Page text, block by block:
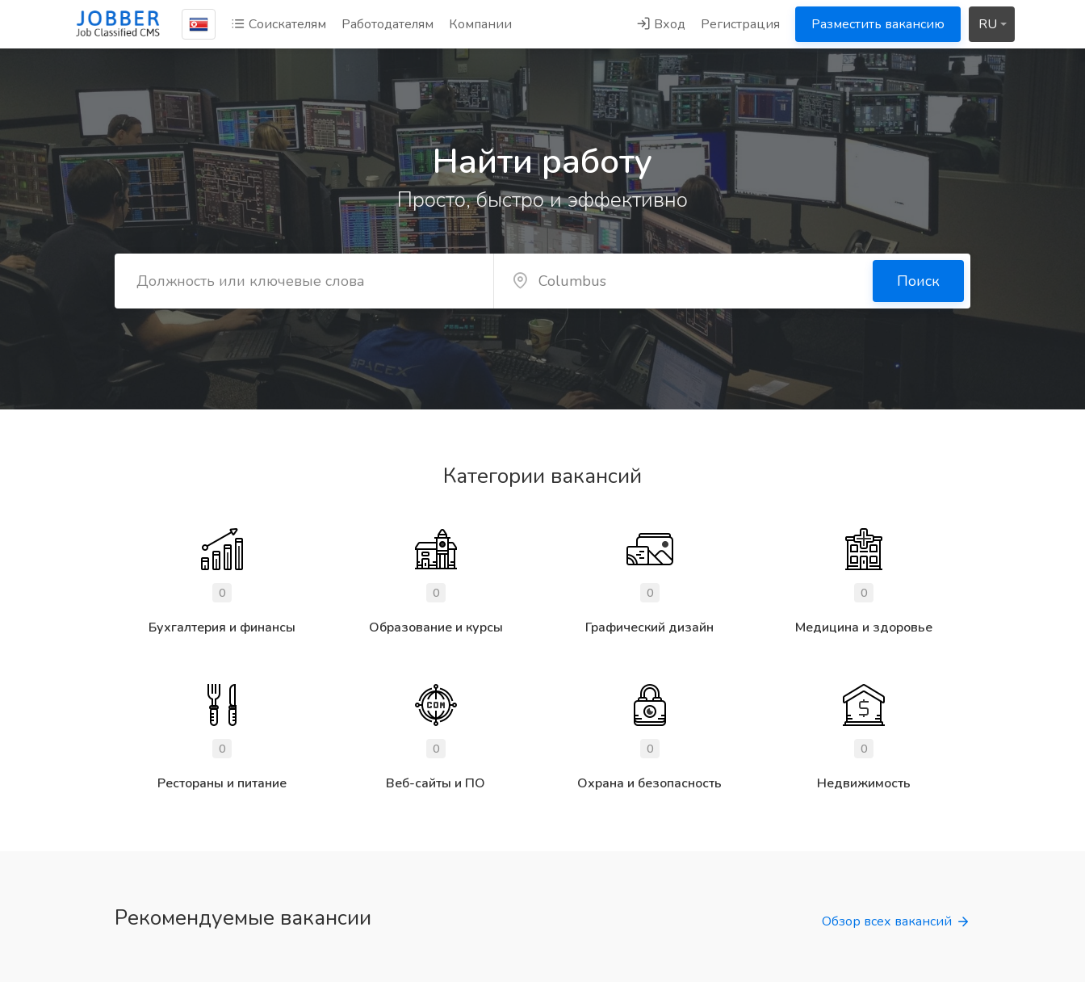
Соискателям Работодателям Компании Вход Регистрация Разместить вакансию RU
Найти работу
Просто, быстро и эффективно
Поиск
Категории вакансий
0
Бухгалтерия и финансы
0
Образование и курсы
0
Графический дизайн
0
Медицина и здоровье
0
Рестораны и питание
0
Веб-сайты и ПО
0
Охрана и безопасность
0
Недвижимость
Рекомендуемые вакансии Обзор всех вакансий